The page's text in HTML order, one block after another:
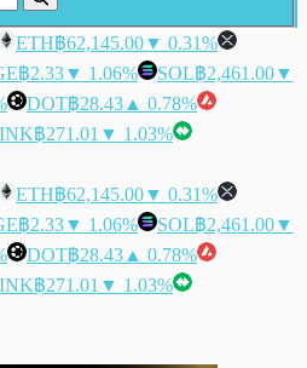
ETH฿62,145.00▼ 0.31%
฿2.33▼ 1.06% SOL฿2,461.00▼
DOT฿28.43 ▲ 0.78%
฿271.01 ▼ 1.03%
ETH฿62,145.00▼ 0.31%
฿2.33▼ 1.06% SOL฿2,461.00▼
DOT฿28.43 ▲ 0.78%
฿271.01 ▼ 1.03%